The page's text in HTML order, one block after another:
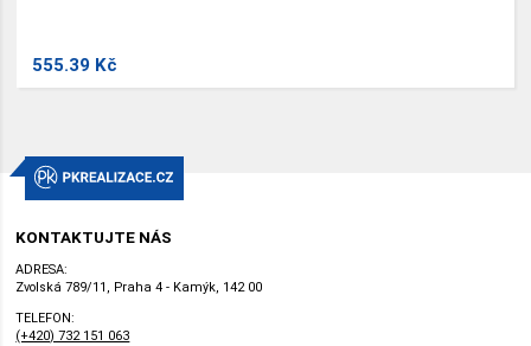
555.39 Kč
KONTAKTUJTE NÁS
ADRESA:
Zvolská 789/11, Praha 4 - Kamýk, 142 00
TELEFON:
(+420) 732 151 063